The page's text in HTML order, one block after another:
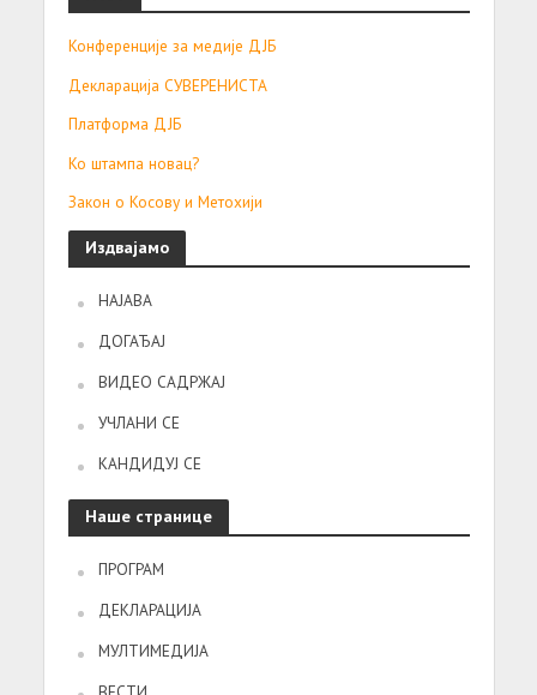
Конференције за медије ДЈБ
Декларација СУВЕРЕНИСТА
Платформа ДЈБ
Ко штампа новац?
Закон о Косову и Метохији
Издвајамо
НАЈАВА
ДОГАЂАЈ
ВИДЕО САДРЖАЈ
УЧЛАНИ СЕ
КАНДИДУЈ СЕ
Наше странице
ПРОГРАМ
ДЕКЛАРАЦИЈА
МУЛТИМЕДИЈА